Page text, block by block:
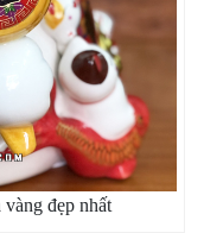
vàng đẹp nhất